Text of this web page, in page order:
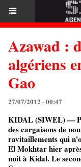
Azawad :
algériens
Gao
27/07/2012 - 00:47
KIDAL (SIWEL) —
des cargaisons de
ravitaillements qui
El Mokhtar hier
nuit à Kidal. Le